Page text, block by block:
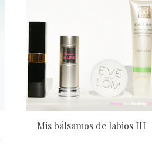
Mis bálsamos de labios III